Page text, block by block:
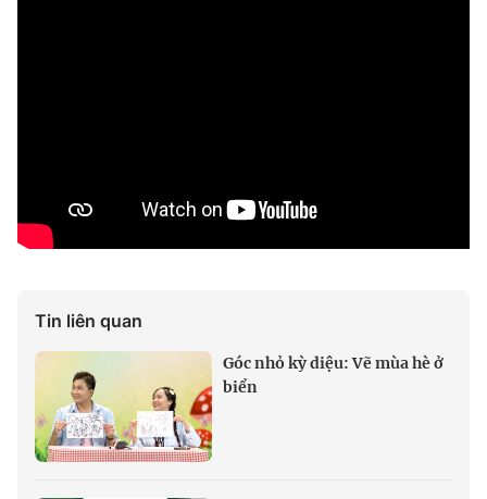
Tin liên quan
Góc nhỏ kỳ diệu: Vẽ mùa hè ở
biển